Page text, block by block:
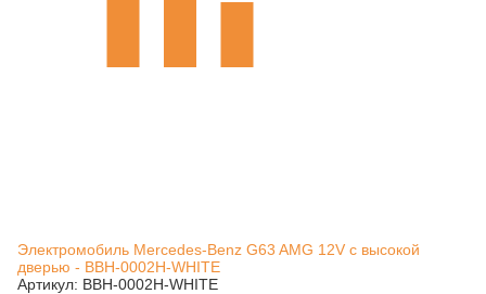
Электромобиль Mercedes-Benz G63 AMG 12V с высокой
дверью - BBH-0002H-WHITE
Артикул: BBH-0002H-WHITE